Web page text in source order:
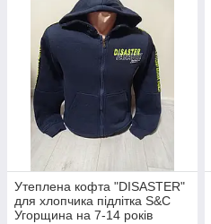
Утеплена кофта "DISASTER"
для хлопчика підлітка S&C
Угорщина на 7-14 років